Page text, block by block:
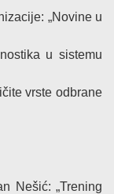
„Novine u
u sistemu
vrste odbrane
Nešić: „Trening